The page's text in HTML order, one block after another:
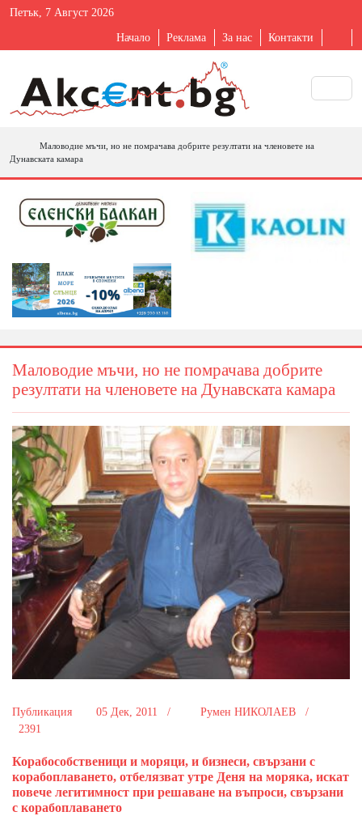
Петък, 7 Август 2026
Начало Реклама За нас Контакти
Маловодие мъчи, но не помрачава добрите резултати на членовете на
Дунавската камара
Маловодие мъчи, но не помрачава добрите
резултати на членовете на Дунавската камара
Публикация 05 Дек, 2011 /
Румен НИКОЛАЕВ /
2391
Корабособственици и моряци, и бизнеси, свързани с
корабоплаването, отбелязват утре Деня на моряка, искат
повече легитимност при решаване на въпроси, свързани
с корабоплаването